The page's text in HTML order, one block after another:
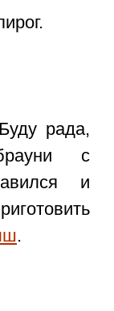
рада,
с
и
.